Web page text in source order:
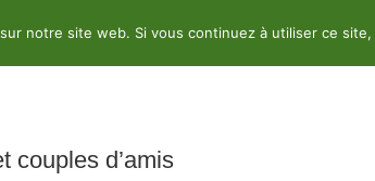
Activités Services Val de
couples d’amis
notre site web. Si vous continuez à utiliser ce